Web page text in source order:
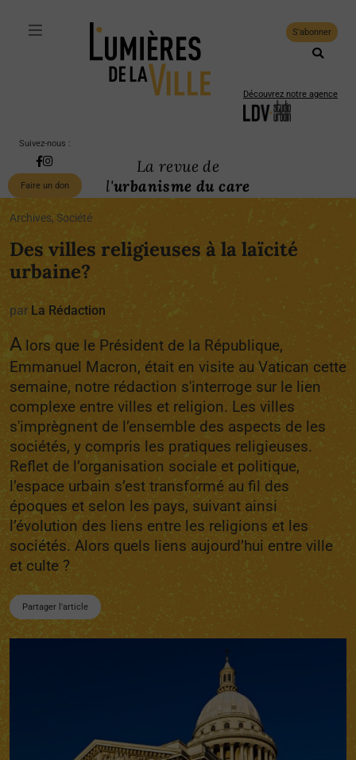
S'abonner
Découvrez notre agence
Suivez-nous :
Faire un don
La revue de
l'urbanisme du care
Archives, Société
Des villes religieuses à la laïcité
urbaine?
par La Rédaction
A lors que le Président de la République,
Emmanuel Macron, était en visite au Vatican cette
semaine, notre rédaction s'interroge sur le lien
complexe entre villes et religion. Les villes
s'imprègnent de l’ensemble des aspects de les
sociétés, y compris les pratiques religieuses.
Reflet de l’organisation sociale et politique,
l’espace urbain s’est transformé au fil des
époques et selon les pays, suivant ainsi
l’évolution des liens entre les religions et les
sociétés. Alors quels liens aujourd’hui entre ville
et culte ?
Partager l'article